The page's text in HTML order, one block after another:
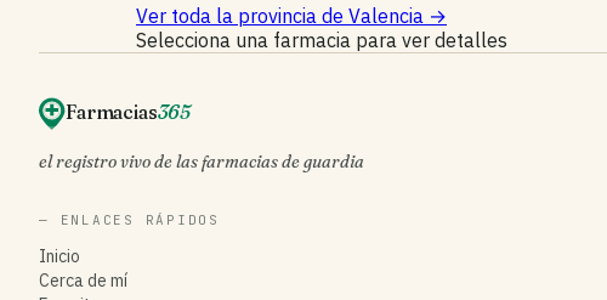
Ver toda la provincia de Valencia →
Selecciona una farmacia para ver detalles
Farmacias365
el registro vivo de las farmacias de guardia
— ENLACES RÁPIDOS
Inicio
Cerca de mí